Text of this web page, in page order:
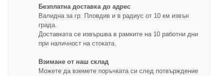
Безплатна доставка до адрес
Валидна за гр. Пловдив и в радиус от 10 км извън
града.
Доставката се извършва в рамките на 10 работни дни
при наличност на стоката.
Взимане от наш склад
Можете да вземете поръчката си след потвърждение